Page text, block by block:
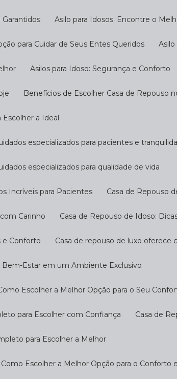
Garantidos Asilo para Idosos: Encontre o
para Cuidar de Seus Entes Queridos
Asilos para Idoso: Segurança e Conforto
Benefícios de Escolher Casa de Repouso
Escolher a Ideal
especializados para pacientes e
especializados para qualidade de vida
Incríveis para Pacientes Casa de Repouso
Carinho Casa de Repouso de Idoso:
e Conforto Casa de repouso de luxo
Bem-Estar em um Ambiente Exclusivo
Escolher a Melhor Opção para o Seu
para Escolher com Confiança Casa de
para Escolher a Melhor
Como Escolher a Melhor Opção para o Conforto